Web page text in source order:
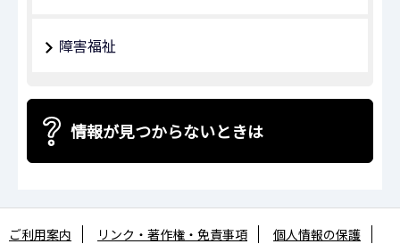
障害福祉
情報が見つからないときは
ご利用案内 リンク・著作権・免責事項
個人情報の保護